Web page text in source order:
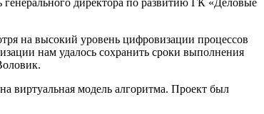
генерального директора по развитию ГК «Деловые
на высокий уровень цифровизации процессов
нам удалось сохранить сроки выполнения
виртуальная модель алгоритма. Проект был